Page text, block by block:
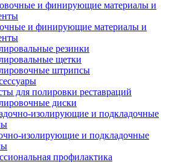
и финирующие материалы и
резинки
щетки
штрипсы
для полировки реставраций
диски
изолирующие и подкладочные